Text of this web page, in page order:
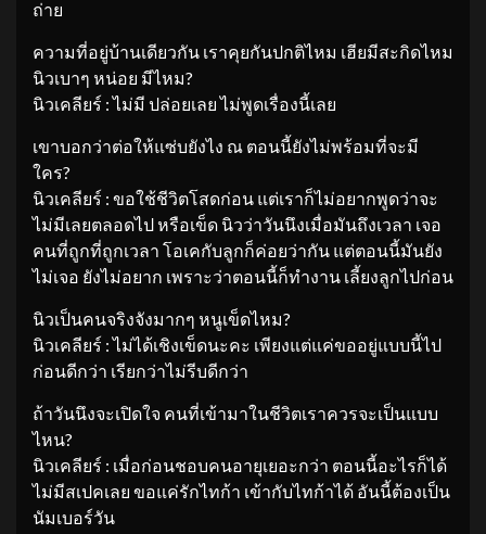
ถ่าย
ความที่อยู่บ้านเดียวกัน เราคุยกันปกติไหม เฮียมีสะกิดไหม
นิวเบาๆ หน่อย มีไหม?
นิวเคลียร์ : ไม่มี ปล่อยเลย ไม่พูดเรื่องนี้เลย
เขาบอกว่าต่อให้แซ่บยังไง ณ ตอนนี้ยังไม่พร้อมที่จะมี
ใคร?
นิวเคลียร์ : ขอใช้ชีวิตโสดก่อน แต่เราก็ไม่อยากพูดว่าจะ
ไม่มีเลยตลอดไป หรือเข็ด นิวว่าวันนึงเมื่อมันถึงเวลา เจอ
คนที่ถูกที่ถูกเวลา โอเคกับลูกก็ค่อยว่ากัน แต่ตอนนี้มันยัง
ไม่เจอ ยังไม่อยาก เพราะว่าตอนนี้ก็ทำงาน เลี้ยงลูกไปก่อน
นิวเป็นคนจริงจังมากๆ หนูเข็ดไหม?
นิวเคลียร์ : ไม่ได้เชิงเข็ดนะคะ เพียงแต่แค่ขออยู่แบบนี้ไป
ก่อนดีกว่า เรียกว่าไม่รีบดีกว่า
ถ้าวันนึงจะเปิดใจ คนที่เข้ามาในชีวิตเราควรจะเป็นแบบ
ไหน?
นิวเคลียร์ : เมื่อก่อนชอบคนอายุเยอะกว่า ตอนนี้อะไรก็ได้
ไม่มีสเปคเลย ขอแค่รักไทก้า เข้ากับไทก้าได้ อันนี้ต้องเป็น
นัมเบอร์วัน